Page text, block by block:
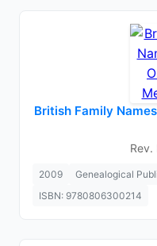
British Family
Rev.
2009
Genealogical
ISBN: 9780806300214